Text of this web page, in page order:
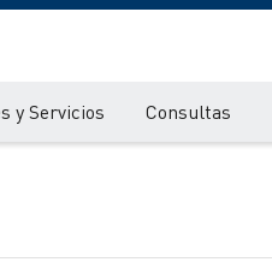
y Servicios Consultas